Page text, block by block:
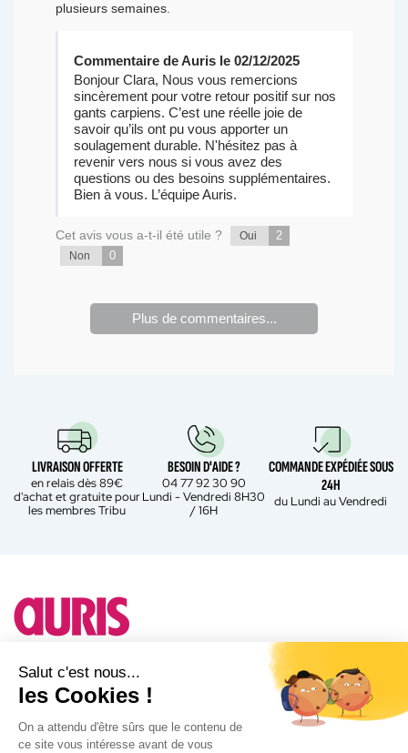
plusieurs semaines.
Commentaire de Auris le 02/12/2025
Bonjour Clara, Nous vous remercions
sincèrement pour votre retour positif sur nos
gants carpiens. C’est une réelle joie de
savoir qu’ils ont pu vous apporter un
soulagement durable. N'hésitez pas à
revenir vers nous si vous avez des
questions ou des besoins supplémentaires.
Bien à vous. L’équipe Auris.
Cet avis vous a-t-il été utile ? Oui 2
Non 0
Plus de commentaires...
LIVRAISON OFFERTE
en relais dès 89€
d'achat et gratuite pour
les membres Tribu
BESOIN D'AIDE ?
04 77 92 30 90
Lundi - Vendredi 8H30
/ 16H
COMMANDE EXPÉDIÉE SOUS
24H
du Lundi au Vendredi
A propos d'Auris
Salut c'est nous...
les Cookies !
On a attendu d'être sûrs que le contenu de
ce site vous intéresse avant de vous